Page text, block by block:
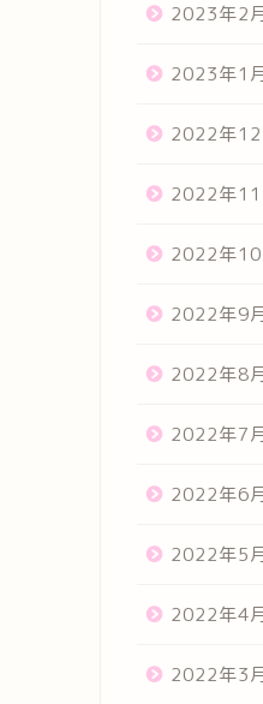
2023年2
2023年1
2022年12
2022年11
2022年10
2022年9
2022年8
2022年7
2022年6
2022年5
2022年4
2022年3